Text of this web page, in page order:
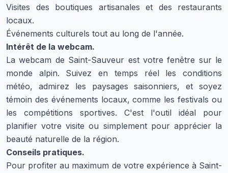
Visites des boutiques artisanales et des restaurants
locaux.
Événements culturels tout au long de l'année.
Intérêt de la webcam.
La webcam de Saint-Sauveur est votre fenêtre sur le
monde alpin. Suivez en temps réel les conditions
météo, admirez les paysages saisonniers, et soyez
témoin des événements locaux, comme les festivals ou
les compétitions sportives. C'est l'outil idéal pour
planifier votre visite ou simplement pour apprécier la
beauté naturelle de la région.
Conseils pratiques.
Pour profiter au maximum de votre expérience à Saint-